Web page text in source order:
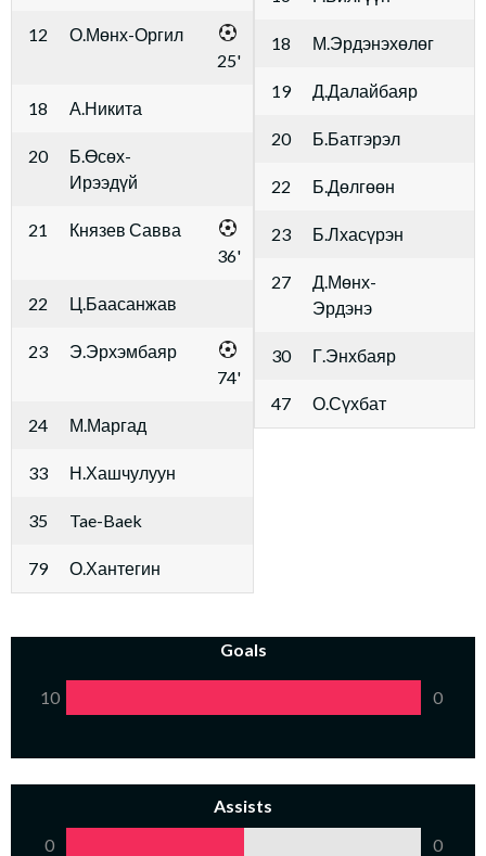
12
О.Мөнх-Оргил
25'
18 А.Никита
20
Б.Өсөх-
Ирээдүй
21
Князев Савва
36'
22 Ц.Баасанжав
23
Э.Эрхэмбаяр
74'
24 М.Маргад
33 Н.Хашчулуун
35 Tae-Baek
79 О.Хантегин
18 М.Эрдэнэхөлөг
19 Д.Далайбаяр
20 Б.Батгэрэл
22 Б.Дөлгөөн
23 Б.Лхасүрэн
27
Д.Мөнх-
Эрдэнэ
30 Г.Энхбаяр
47 О.Сүхбат
Goals
10 0
Assists
0
0